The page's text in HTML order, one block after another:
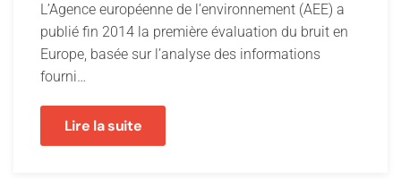
L’Agence européenne de l’environnement (AEE) a
publié fin 2014 la première évaluation du bruit en
Europe, basée sur l’analyse des informations
fourni…
Lire la suite